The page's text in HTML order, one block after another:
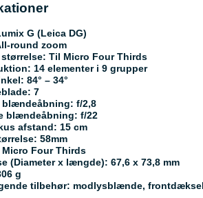
G (Leica DG)
round zoom
Til Micro Four Thirds
14 elementer i 9 grupper
84° – 34°
7
blændeåbning: f/2,8
blændeåbning: f/22
afstand: 15 cm
58mm
Four Thirds
(Diameter x længde): 67,6 x 73,8 mm
g
tilbehør: modlysblænde,